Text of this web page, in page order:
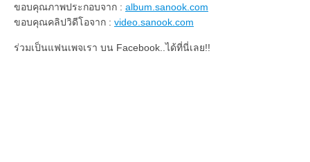
ขอบคุณภาพประกอบจาก : album.sanook.com
ขอบคุณคลิปวิดีโอจาก : video.sanook.com
ร่วมเป็นแฟนเพจเรา บน Facebook..ได้ที่นี่เลย!!